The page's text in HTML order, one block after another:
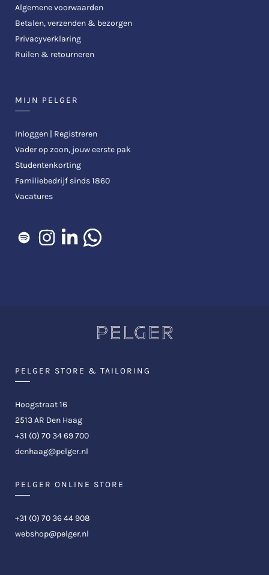
Algemene voorwaarden
Betalen, verzenden & bezorgen
Privacyverklaring
Ruilen & retourneren
MIJN PELGER
Inloggen | Registreren
Vader op zoon, jouw eerste pak
Studentenkorting
Familiebedrijf sinds 1860
Vacatures
PELGER STORE & TAILORING
Hoogstraat 16
2513 AR Den Haag
+31 (0) 70 34 69 700
denhaag@pelger.nl
PELGER ONLINE STORE
+31 (0) 70 36 44 908
webshop@pelger.nl